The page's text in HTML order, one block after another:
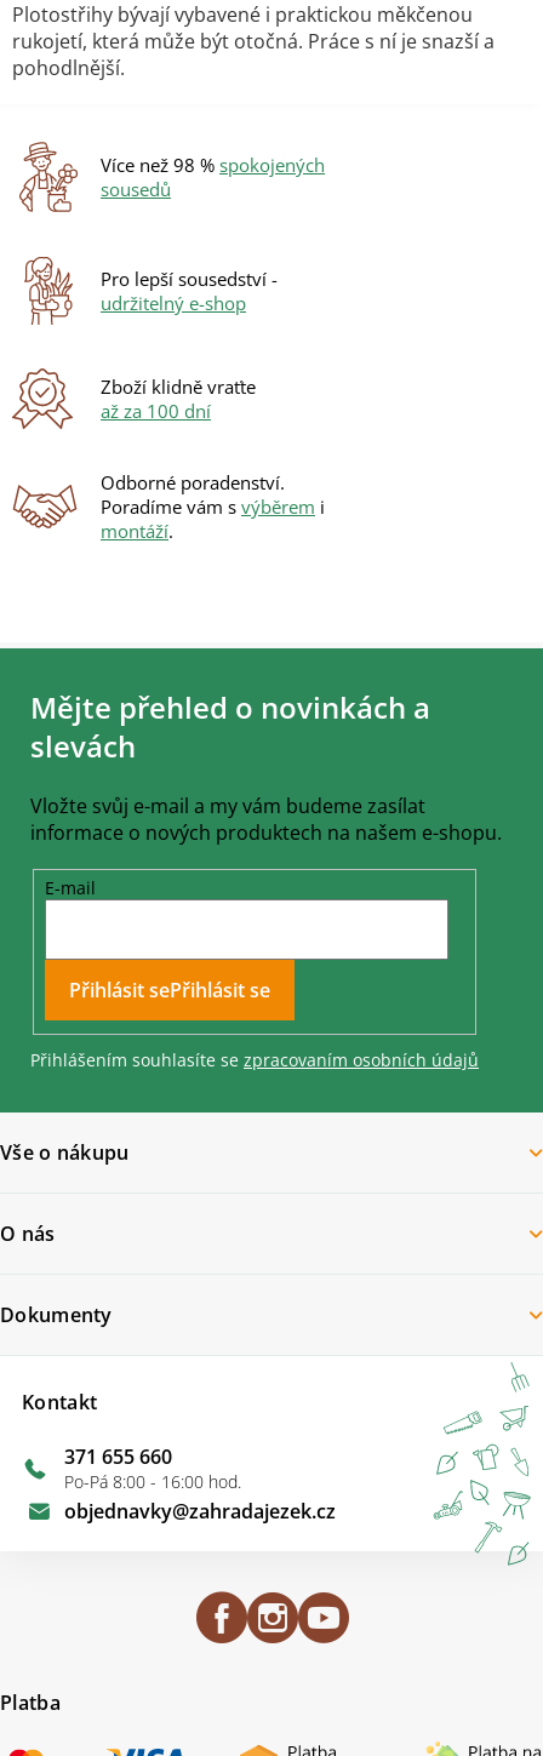
p
i
Plotostřihy bývají vybavené i praktickou měkčenou
rukojetí, která může být otočná. Práce s ní je snazší a
pohodlnější.
Více než 98 % spokojených
sousedů
Pro lepší sousedství -
udržitelný e-shop
Zboží klidně vraťte
až za 100 dní
Odborné poradenství.
Poradíme vám s výběrem i
montáží.
Z
Mějte přehled o novinkách a
slevách
Vložte svůj e-mail a my vám budeme zasílat
informace o nových produktech na našem e-shopu.
E-mail
Přihlásit se
Přihlášením souhlasíte se zpracovaním osobních údajů
Vše o nákupu
O nás
Kontakt
objednavky@zahradajezek.cz
371 655 660
Po-Pá 8:00 - 16:00 hod.
Dokumenty
Platba